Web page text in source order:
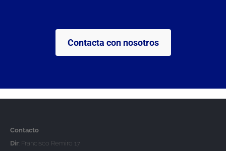
Contacta con nosotros
Contacto
Dir : Francisco Remiro 17